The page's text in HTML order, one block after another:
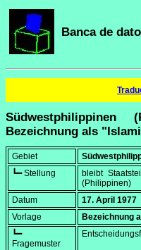
Banca de
Bezeichnung als
Gebiet
┗━ Stellung
bleibt
(Philippinen)
Datum
17. April 1977
Vorlage
Bezeichnung
┗━
Fragemuster